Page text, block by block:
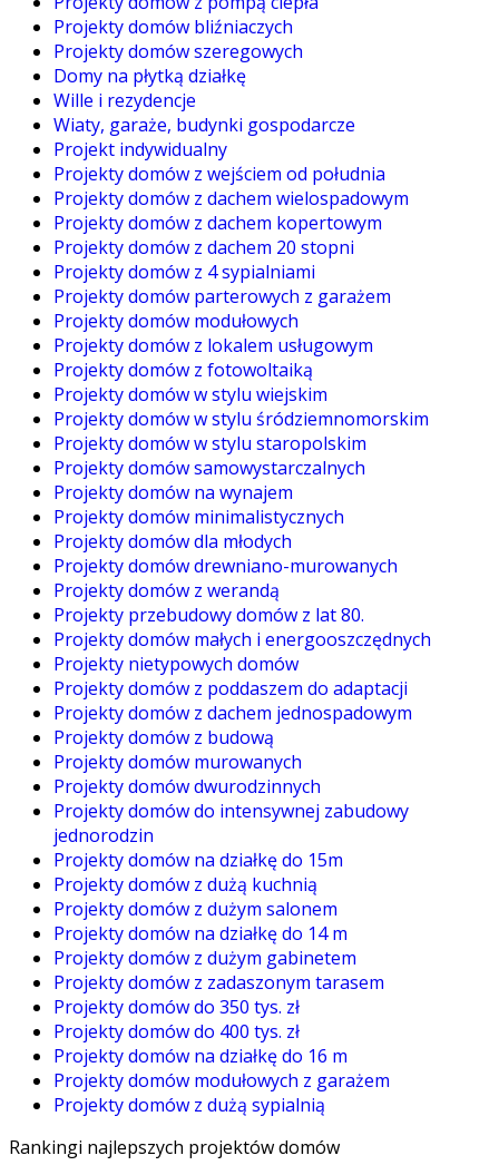
Projekty domów bliźniaczych
Projekty domów szeregowych
Domy na płytką działkę
Wille i rezydencje
Wiaty, garaże, budynki gospodarcze
Projekt indywidualny
Projekty domów z wejściem od południa
Projekty domów z dachem wielospadowym
Projekty domów z dachem kopertowym
Projekty domów z dachem 20 stopni
Projekty domów z 4 sypialniami
Projekty domów parterowych z garażem
Projekty domów modułowych
Projekty domów z lokalem usługowym
Projekty domów z fotowoltaiką
Projekty domów w stylu wiejskim
Projekty domów w stylu śródziemnomorskim
Projekty domów w stylu staropolskim
Projekty domów samowystarczalnych
Projekty domów na wynajem
Projekty domów minimalistycznych
Projekty domów dla młodych
Projekty domów drewniano-murowanych
Projekty domów z werandą
Projekty przebudowy domów z lat 80.
Projekty domów małych i energooszczędnych
Projekty nietypowych domów
Projekty domów z poddaszem do adaptacji
Projekty domów z dachem jednospadowym
Projekty domów z budową
Projekty domów murowanych
Projekty domów dwurodzinnych
Projekty domów do intensywnej zabudowy
jednorodzin
Projekty domów na działkę do 15m
Projekty domów z dużą kuchnią
Projekty domów z dużym salonem
Projekty domów na działkę do 14 m
Projekty domów z dużym gabinetem
Projekty domów z zadaszonym tarasem
Projekty domów do 350 tys. zł
Projekty domów do 400 tys. zł
Projekty domów na działkę do 16 m
Projekty domów modułowych z garażem
Projekty domów z dużą sypialnią
Rankingi najlepszych projektów domów